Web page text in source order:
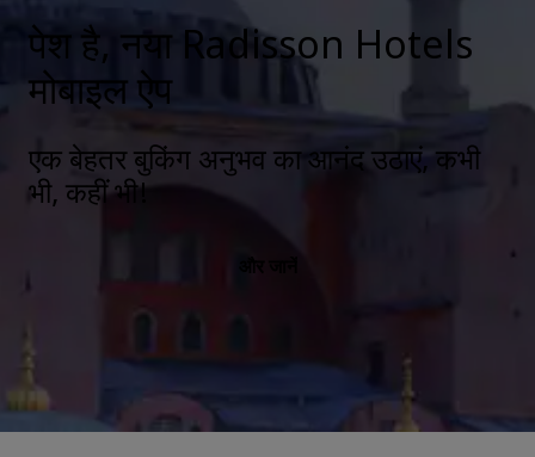
पेश है, नया Radisson Hotels
मोबाइल ऐप
एक बेहतर बुकिंग अनुभव का आनंद उठाएं, कभी
भी, कहीं भी!